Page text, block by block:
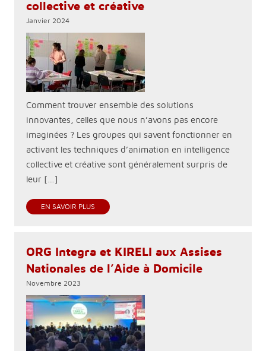
collective et créative
Janvier 2024
Comment trouver ensemble des solutions
innovantes, celles que nous n’avons pas encore
imaginées ? Les groupes qui savent fonctionner en
activant les techniques d’animation en intelligence
collective et créative sont généralement surpris de
leur […]
EN SAVOIR PLUS
ORG Integra et KIRELI aux Assises
Nationales de l’Aide à Domicile
Novembre 2023